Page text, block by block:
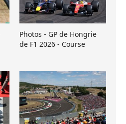
Photos - GP de Hongrie
de F1 2026 - Course